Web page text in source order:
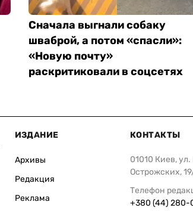
Сначала выгнали собаку
шваброй, а потом «спасли»:
«Новую почту»
раскритиковали в соцсетях
ИЗДАНИЕ
Архивы
Редакция
Реклама
КОНТАКТЫ
01010 Киев,
Острожских,
Телефон
+380 (44)